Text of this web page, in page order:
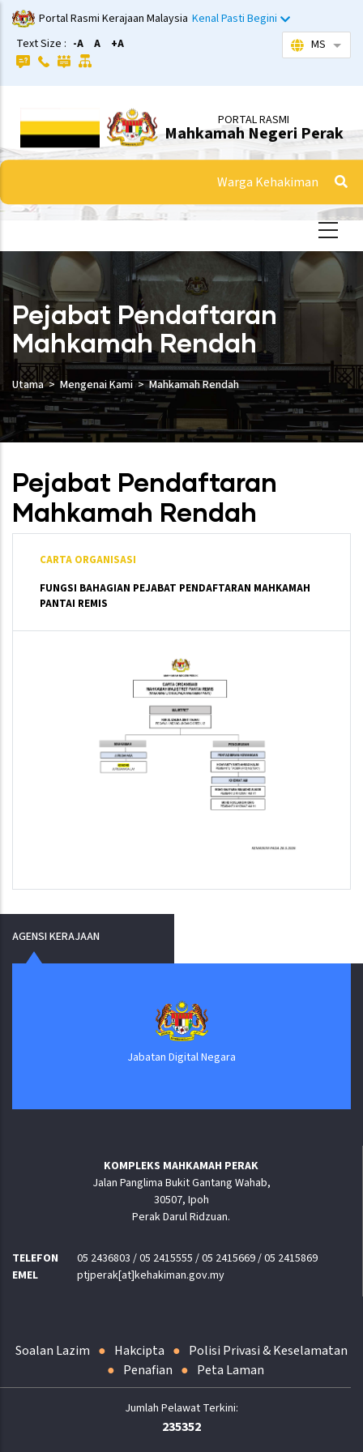
Langkau
ke
kandungan
utama
Portal Rasmi Kerajaan Malaysia Kenal Pasti Begini
Text Size : -A A +A MS
PORTAL RASMI
Mahkamah Negeri Perak
Warga Kehakiman
Pejabat Pendaftaran
Mahkamah Rendah
Utama Mengenai Kami Mahkamah Rendah
Pejabat Pendaftaran
Mahkamah Rendah
CARTA ORGANISASI
FUNGSI BAHAGIAN PEJABAT PENDAFTARAN MAHKAMAH
PANTAI REMIS
AGENSI KERAJAAN
Jabatan Digital Negara
KOMPLEKS MAHKAMAH PERAK
Jalan Panglima Bukit Gantang Wahab,
30507, Ipoh
Perak Darul Ridzuan.
TELEFON
05 2436803 / 05 2415555 / 05 2415669 / 05 2415869
EMEL
ptjperak[at]kehakiman.gov.my
Soalan Lazim Hakcipta
Polisi Privasi & Keselamatan
Penafian
Peta Laman
235352